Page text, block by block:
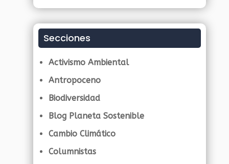
Secciones
Activismo Ambiental
Antropoceno
Biodiversidad
Blog Planeta Sostenible
Cambio Climático
Columnistas